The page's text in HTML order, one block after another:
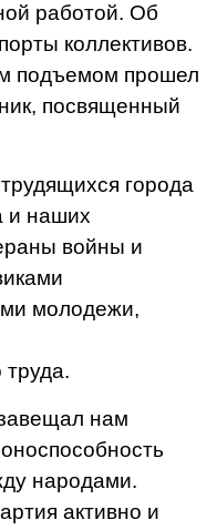
работой. Об
коллективов.
подъемом прошел
посвященный
города
и наших
войны и
молодежи,
труда.
нам
народами.
активно и